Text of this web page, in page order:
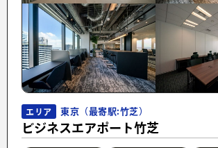
エリア 東京（最寄駅:竹芝）
ビジネスエアポート竹芝